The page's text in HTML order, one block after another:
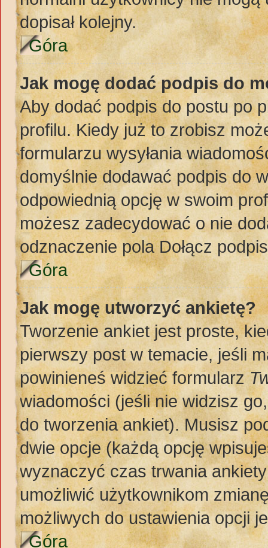
dopisał kolejny.
Góra
Jak mogę dodać podpis do
Aby dodać podpis do postu po
profilu. Kiedy już to zrobisz
formularzu wysyłania
domyślnie dodawać podpis do
odpowiednią opcję w swoim
możesz zadecydować o nie
odznaczenie pola Dołącz
Góra
Jak mogę utworzyć ankietę?
Tworzenie ankiet jest proste,
pierwszy post w temacie, jeśli
powinieneś widzieć formularz
wiadomości (jeśli nie widzisz
do tworzenia ankiet). Musisz
dwie opcje (każdą opcję
wyznaczyć czas trwania
umożliwić użytkownikom
możliwych do ustawienia opcji
Góra